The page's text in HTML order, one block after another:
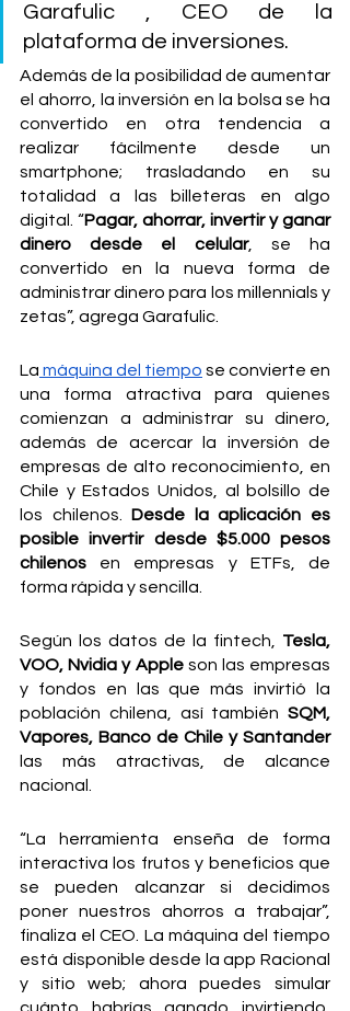
Garafulic , CEO de la
plataforma de inversiones.
Además de la posibilidad de aumentar
el ahorro, la inversión en la bolsa se ha
convertido en otra tendencia a
realizar fácilmente desde un
smartphone; trasladando en su
totalidad a las billeteras en algo
digital. “Pagar, ahorrar, invertir y ganar
dinero desde el celular, se ha
convertido en la nueva forma de
administrar dinero para los millennials y
zetas”, agrega Garafulic.
La máquina del tiempo se convierte en
una forma atractiva para quienes
comienzan a administrar su dinero,
además de acercar la inversión de
empresas de alto reconocimiento, en
Chile y Estados Unidos, al bolsillo de
los chilenos. Desde la aplicación es
posible invertir desde $5.000 pesos
chilenos en empresas y ETFs, de
forma rápida y sencilla.
Según los datos de la fintech, Tesla,
VOO, Nvidia y Apple son las empresas
y fondos en las que más invirtió la
población chilena, así también SQM,
Vapores, Banco de Chile y Santander
las más atractivas, de alcance
nacional.
“La herramienta enseña de forma
interactiva los frutos y beneficios que
se pueden alcanzar si decidimos
poner nuestros ahorros a trabajar”,
finaliza el CEO. La máquina del tiempo
está disponible desde la app Racional
y sitio web; ahora puedes simular